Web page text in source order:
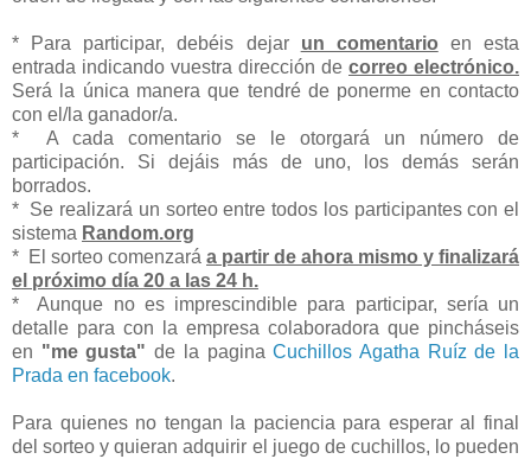
* Para participar, debéis dejar un comentario en esta
entrada indicando vuestra dirección de correo electrónico.
Será la única manera que tendré de ponerme en contacto
con el/la ganador/a.
* A cada comentario se le otorgará un número de
participación. Si dejáis más de uno, los demás serán
borrados.
* Se realizará un sorteo entre todos los participantes con el
sistema Random.org
* El sorteo comenzará a partir de ahora mismo y finalizará
el próximo día 20 a las 24 h.
* Aunque no es imprescindible para participar, sería un
detalle para con la empresa colaboradora que pincháseis
en "me gusta" de la paginaCuchillos Agatha Ruíz de la
Prada en facebook.
Para quienes no tengan la paciencia para esperar al final
del sorteo y quieran adquirir el juego de cuchillos, lo pueden